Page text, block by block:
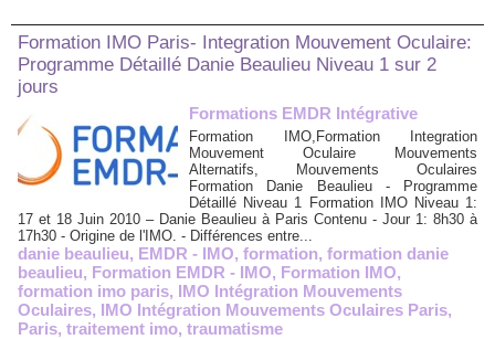
Formation IMO Paris- Integration Mouvement Oculaire:
Programme Détaillé Danie Beaulieu Niveau 1 sur 2
jours
Formations EMDR Intégrative
Formation IMO,Formation Integration
Mouvement Oculaire Mouvements
Alternatifs, Mouvements Oculaires
Formation Danie Beaulieu - Programme
Détaillé Niveau 1 Formation IMO Niveau 1:
17 et 18 Juin 2010 – Danie Beaulieu à Paris Contenu - Jour 1: 8h30 à
17h30 - Origine de l'IMO. - Différences entre...
danie beaulieu, EMDR - IMO, formation, formation danie
beaulieu, Formation EMDR - IMO, Formation IMO,
formation imo paris, IMO Intégration Mouvements
Oculaires, IMO Intégration Mouvements Oculaires Paris,
Paris, traitement imo, traumatisme